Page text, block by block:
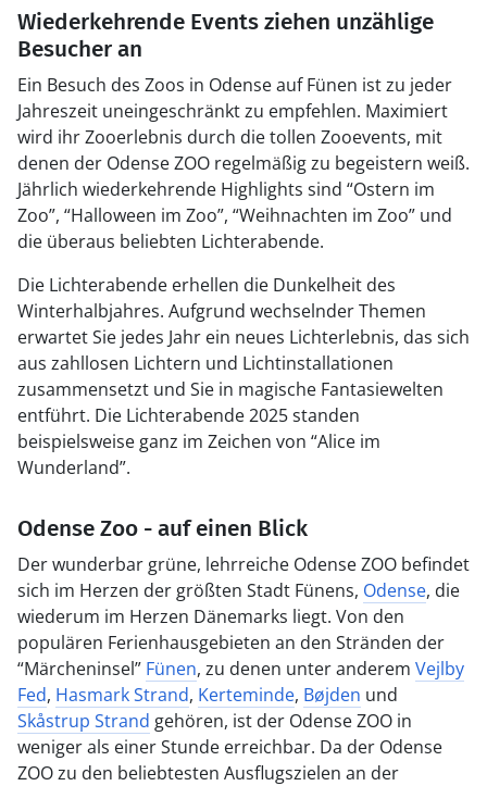
Wiederkehrende Events ziehen unzählige
Besucher an
Ein Besuch des Zoos in Odense auf Fünen ist zu jeder
Jahreszeit uneingeschränkt zu empfehlen. Maximiert
wird ihr Zooerlebnis durch die tollen Zooevents, mit
denen der Odense ZOO regelmäßig zu begeistern weiß.
Jährlich wiederkehrende Highlights sind “Ostern im
Zoo”, “Halloween im Zoo”, “Weihnachten im Zoo” und
die überaus beliebten Lichterabende.
Die Lichterabende erhellen die Dunkelheit des
Winterhalbjahres. Aufgrund wechselnder Themen
erwartet Sie jedes Jahr ein neues Lichterlebnis, das sich
aus zahllosen Lichtern und Lichtinstallationen
zusammensetzt und Sie in magische Fantasiewelten
entführt. Die Lichterabende 2025 standen
beispielsweise ganz im Zeichen von “Alice im
Wunderland”.
Odense Zoo - auf einen Blick
Der wunderbar grüne, lehrreiche Odense ZOO befindet
sich im Herzen der größten Stadt Fünens, Odense, die
wiederum im Herzen Dänemarks liegt. Von den
populären Ferienhausgebieten an den Stränden der
“Märcheninsel” Fünen, zu denen unter anderem Vejlby
Fed, Hasmark Strand, Kerteminde, Bøjden und
Skåstrup Strand gehören, ist der Odense ZOO in
weniger als einer Stunde erreichbar. Da der Odense
ZOO zu den beliebtesten Ausflugszielen an der